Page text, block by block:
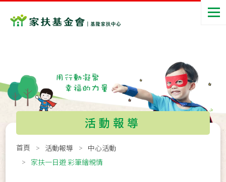
活動報導
首頁 活動報導
中心活動
家扶一日遊 彩筆繪親情